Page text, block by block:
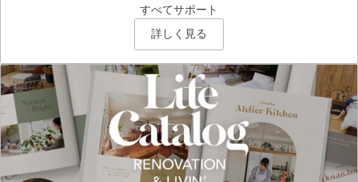
すべてサポート
詳しく見る